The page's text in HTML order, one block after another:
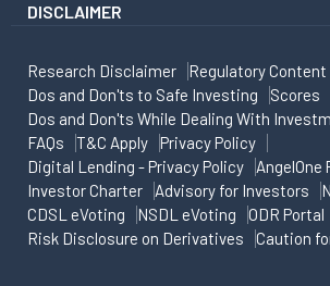
DISCLAIMER
Research Disclaimer
Regulatory Content
Dos and Don'ts to Safe Investing
Scores
Dos and Don'ts While Dealing With
FAQs
T&C Apply
Privacy Policy
Digital Lending - Privacy Policy
AngelOne
Investor Charter
Advisory for Investors
CDSL eVoting
NSDL eVoting
ODR Portal
Risk Disclosure on Derivatives
Caution